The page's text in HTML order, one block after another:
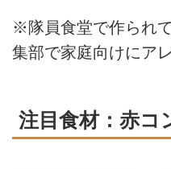
※隊員食堂で作られ
集部で家庭向けにア
注目食材：赤コ